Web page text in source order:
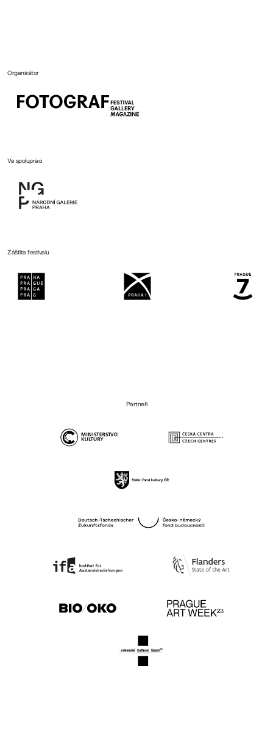
Organizátor
Ve spolupráci
Záštita festivalu
Partneři